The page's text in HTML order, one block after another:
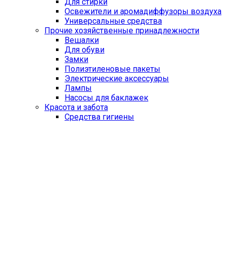
Для стирки
Освежители и аромадиффузоры воздуха
Универсальные средства
Прочие хозяйственные принадлежности
Вешалки
Для обуви
Замки
Полиэтиленовые пакеты
Электрические аксессуары
Лампы
Насосы для баклажек
Красота и забота
Средства гигиены